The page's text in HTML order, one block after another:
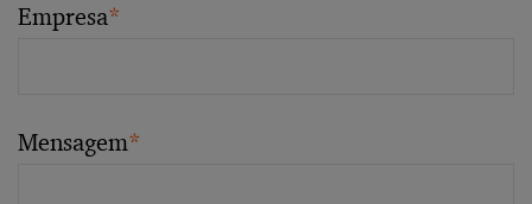
Empresa*
Mensagem*